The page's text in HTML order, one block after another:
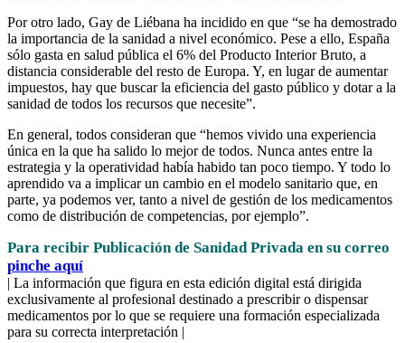
Por otro lado, Gay de Liébana ha incidido en que “se ha demostrado
la importancia de la sanidad a nivel económico. Pese a ello, España
sólo gasta en salud pública el 6% del Producto Interior Bruto, a
distancia considerable del resto de Europa. Y, en lugar de aumentar
impuestos, hay que buscar la eficiencia del gasto público y dotar a la
sanidad de todos los recursos que necesite”.
En general, todos consideran que “hemos vivido una experiencia
única en la que ha salido lo mejor de todos. Nunca antes entre la
estrategia y la operatividad había habido tan poco tiempo. Y todo lo
aprendido va a implicar un cambio en el modelo sanitario que, en
parte, ya podemos ver, tanto a nivel de gestión de los medicamentos
como de distribución de competencias, por ejemplo”.
Para recibir Publicación de Sanidad Privada en su correo
pinche aquí
| La información que figura en esta edición digital está dirigida
exclusivamente al profesional destinado a prescribir o dispensar
medicamentos por lo que se requiere una formación especializada
para su correcta interpretación |